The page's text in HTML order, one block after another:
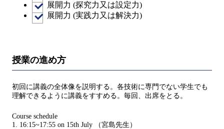
展開力 (探究力又は設定力)
展開力 (実践力又は解決力)
授業の進め方
初回に講義の全体像を説明する。各技術に専門でない学生でも
理解できるように講義をすすめる。毎回、出席をとる。
Course schedule
1. 16:15~17:55 on 15th July （宮島先生）